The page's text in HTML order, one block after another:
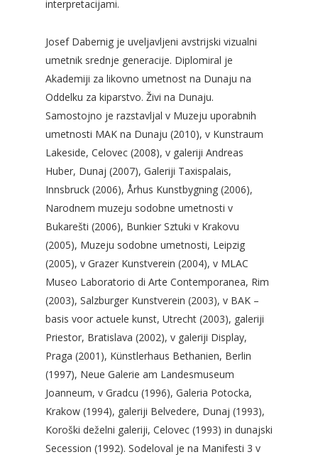
interpretacijami.
Josef Dabernig je uveljavljeni avstrijski vizualni
umetnik srednje generacije. Diplomiral je
Akademiji za likovno umetnost na Dunaju na
Oddelku za kiparstvo. Živi na Dunaju.
Samostojno je razstavljal v Muzeju uporabnih
umetnosti MAK na Dunaju (2010), v Kunstraum
Lakeside, Celovec (2008), v galeriji Andreas
Huber, Dunaj (2007), Galeriji Taxispalais,
Innsbruck (2006), Århus Kunstbygning (2006),
Narodnem muzeju sodobne umetnosti v
Bukarešti (2006), Bunkier Sztuki v Krakovu
(2005), Muzeju sodobne umetnosti, Leipzig
(2005), v Grazer Kunstverein (2004), v MLAC
Museo Laboratorio di Arte Contemporanea, Rim
(2003), Salzburger Kunstverein (2003), v BAK –
basis voor actuele kunst, Utrecht (2003), galeriji
Priestor, Bratislava (2002), v galeriji Display,
Praga (2001), Künstlerhaus Bethanien, Berlin
(1997), Neue Galerie am Landesmuseum
Joanneum, v Gradcu (1996), Galeria Potocka,
Krakow (1994), galeriji Belvedere, Dunaj (1993),
Koroški deželni galeriji, Celovec (1993) in dunajski
Secession (1992). Sodeloval je na Manifesti 3 v